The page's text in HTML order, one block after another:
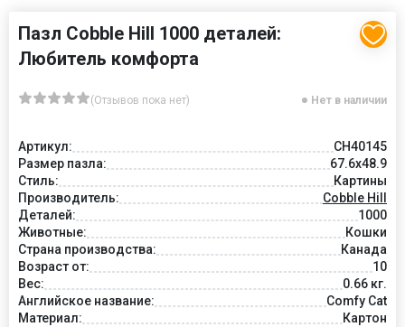
Пазл Cobble Hill 1000 деталей:
Любитель комфорта
(Отзывов пока нет) Нет в наличии
Артикул:
CH40145
Размер пазла:
67.6x48.9
Стиль:
Картины
Производитель:
Cobble Hill
Деталей:
1000
Животные:
Кошки
Страна производства:
Канада
Возраст от:
10
Вес:
0.66 кг.
Английское название:
Comfy Cat
Материал:
Картон